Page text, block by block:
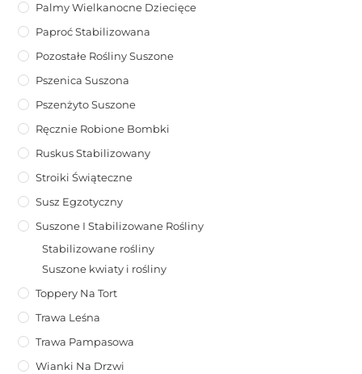
Palmy Wielkanocne Dziecięce
Paproć Stabilizowana
Pozostałe Rośliny Suszone
Pszenica Suszona
Pszenżyto Suszone
Ręcznie Robione Bombki
Ruskus Stabilizowany
Stroiki Świąteczne
Susz Egzotyczny
Suszone I Stabilizowane Rośliny
Stabilizowane rośliny
Suszone kwiaty i rośliny
Toppery Na Tort
Trawa Leśna
Trawa Pampasowa
Wianki Na Drzwi